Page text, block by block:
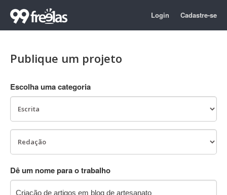
Login Cadastre-se
Publique um projeto
Escolha uma categoria
Dê um nome para o trabalho